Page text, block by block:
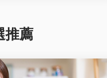
推薦